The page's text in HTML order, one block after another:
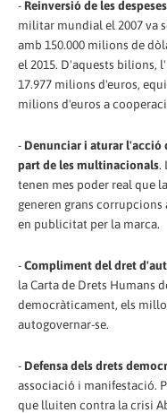
- Reinversió de les
militar mundial el 2007 va
amb 150.000 milions de
el 2015. D'aquests bilions,
17.977 milions d'euros,
milions d'euros a
- Denunciar i aturar l'acció
part de les multinacionals.
tenen mes poder real que
generen grans
en publicitat per la marca.
-Compliment del dret
la Carta de Drets Humans
democràticament, els
autogovernar-se.
- Defensa dels drets
associació i manifestació.
que lluiten contra la crisi